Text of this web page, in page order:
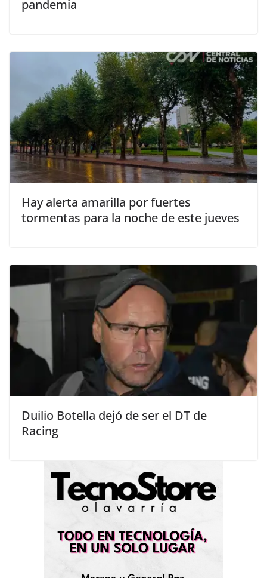
pandemia
Hay alerta amarilla por fuertes
tormentas para la noche de este jueves
Duilio Botella dejó de ser el DT de
Racing